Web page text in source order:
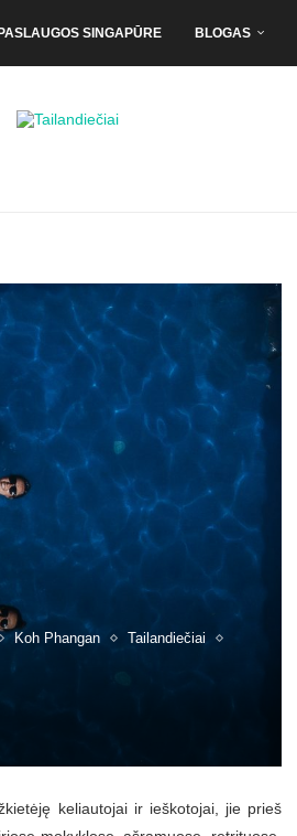
PASLAUGOS SINGAPŪRE BLOGAS
Koh Phangan
Tailandiečiai
keliautojai ir ieškotojai, jie prieš